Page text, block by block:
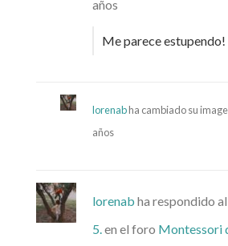
años
Me parece
lorenabha cambiado su
años
lorenab ha respondido
5.en el foro Montessori